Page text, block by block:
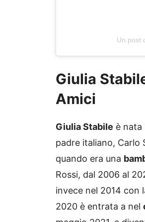
Un post
Giulia
Amici
Giulia Stabile è nata
padre italiano, Carlo
quando era una
Rossi, dal 2006 al
invece nel 2014 con
2020 è entrata a nel